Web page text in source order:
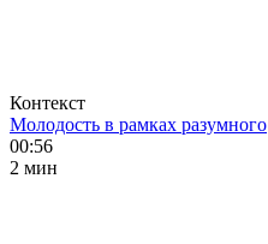
Контекст
Молодость в рамках разумного
00:56
2 мин